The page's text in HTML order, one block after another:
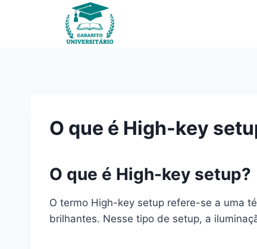
O que é High-key
O que é High-key setup?
O termo High-key setup refere-se a uma
brilhantes. Nesse tipo de setup, a